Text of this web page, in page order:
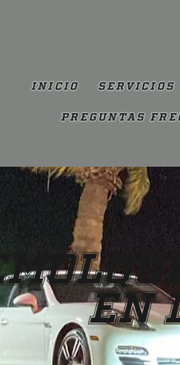
Inicio Servicios
Preguntas
en